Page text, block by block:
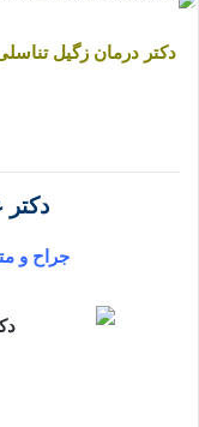
دکتر درمان زگیل
جراح و